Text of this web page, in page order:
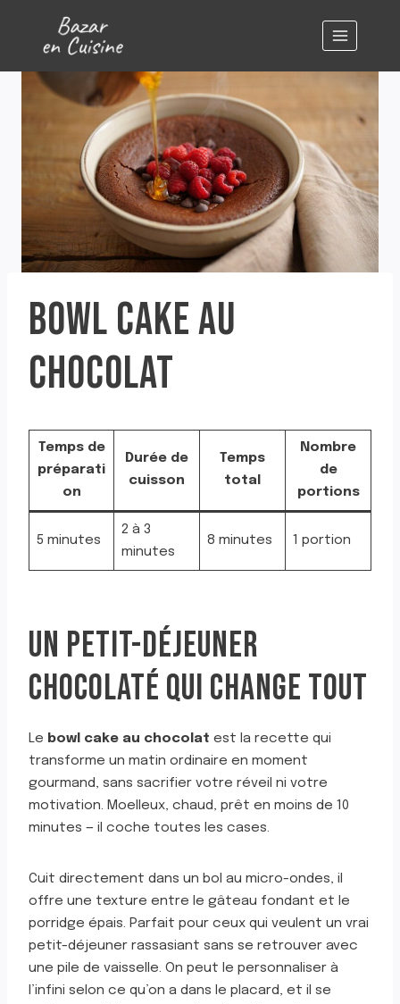
contenu
BOWL CAKE AU
CHOCOLAT
Temps de
préparati
on
Durée de
cuisson
Temps
total
Nombre
de
portions
5 minutes
2 à 3
minutes
8 minutes 1 portion
UN PETIT-DÉJEUNER
CHOCOLATÉ QUI CHANGE TOUT
Le bowl cake au chocolat est la recette qui
transforme un matin ordinaire en moment
gourmand, sans sacrifier votre réveil ni votre
motivation. Moelleux, chaud, prêt en moins de 10
minutes — il coche toutes les cases.
Cuit directement dans un bol au micro-ondes, il
offre une texture entre le gâteau fondant et le
porridge épais. Parfait pour ceux qui veulent un vrai
petit-déjeuner rassasiant sans se retrouver avec
une pile de vaisselle. On peut le personnaliser à
l’infini selon ce qu’on a dans le placard, et il se